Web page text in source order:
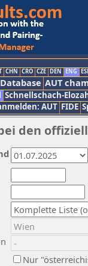
CHN CRO CZE DEN ENG
AUT
Schnellschach-
AUT FIDE
den
Nur